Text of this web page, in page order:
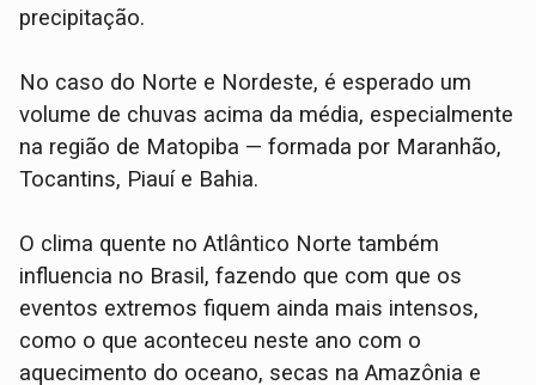
precipitação.
No caso do Norte e Nordeste, é esperado um
volume de chuvas acima da média, especialmente
na região de Matopiba — formada por Maranhão,
Tocantins, Piauí e Bahia.
O clima quente no Atlântico Norte também
influencia no Brasil, fazendo que com que os
eventos extremos fiquem ainda mais intensos,
como o que aconteceu neste ano com o
aquecimento do oceano, secas na Amazônia e